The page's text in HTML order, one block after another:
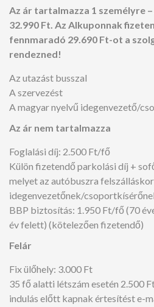
Az ár tartalmazza 1 személyre
32.990 Ft. Az Alkuponnak
fennmaradó 29.690 Ft-ot a
rendezned!
Az utazást busszal
A szervezést
A magyar nyelvű idegenvezető/
Az ár nem tartalmazza
Foglalási díj: 2.500 Ft/fő
Külön fizetendő parkolási díj +
melyet az autóbuszra
idegenvezetőnek/
BBP biztosítás: 1.950 Ft/fő (70
év felett) (kötelezően fizetendő)
Felár
Fix ülőhely: 3.000 Ft
35 fő alatti létszám esetén 2.500
indulás előtt kapnak értesítést e-